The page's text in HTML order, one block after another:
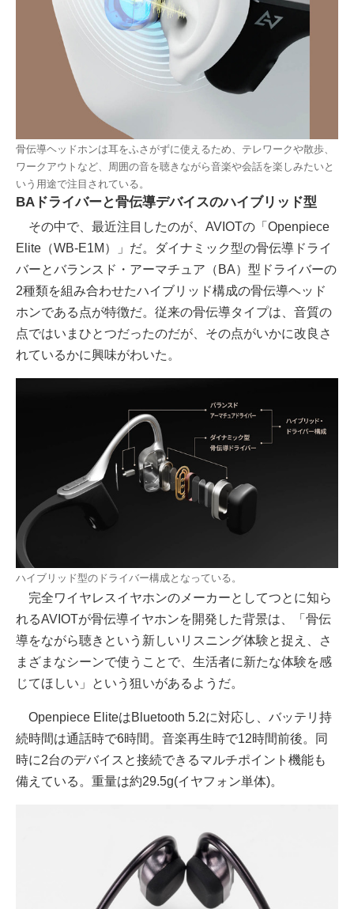
骨伝導ヘッドホンは耳をふさがずに使えるため、テレワークや散歩、
ワークアウトなど、周囲の音を聴きながら音楽や会話を楽しみたいと
いう用途で注目されている。
BAドライバーと骨伝導デバイスのハイブリッド型
その中で、最近注目したのが、AVIOTの「Openpiece
Elite（WB-E1M）」だ。ダイナミック型の骨伝導ドライ
バーとバランスド・アーマチュア（BA）型ドライバーの
2種類を組み合わせたハイブリッド構成の骨伝導ヘッド
ホンである点が特徴だ。従来の骨伝導タイプは、音質の
点ではいまひとつだったのだが、その点がいかに改良さ
れているかに興味がわいた。
ハイブリッド型のドライバー構成となっている。
完全ワイヤレスイヤホンのメーカーとしてつとに知ら
れるAVIOTが骨伝導イヤホンを開発した背景は、「骨伝
導をながら聴きという新しいリスニング体験と捉え、さ
まざまなシーンで使うことで、生活者に新たな体験を感
じてほしい」という狙いがあるようだ。
Openpiece EliteはBluetooth 5.2に対応し、バッテリ持
続時間は通話時で6時間。音楽再生時で12時間前後。同
時に2台のデバイスと接続できるマルチポイント機能も
備えている。重量は約29.5g(イヤフォン単体)。